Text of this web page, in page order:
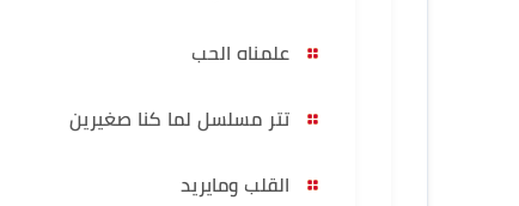
علمناه الحب
تتر مسلسل لما كنا صغيرين
القلب ومايريد